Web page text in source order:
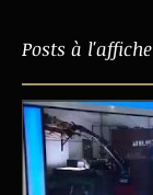
Posts à l'affiche